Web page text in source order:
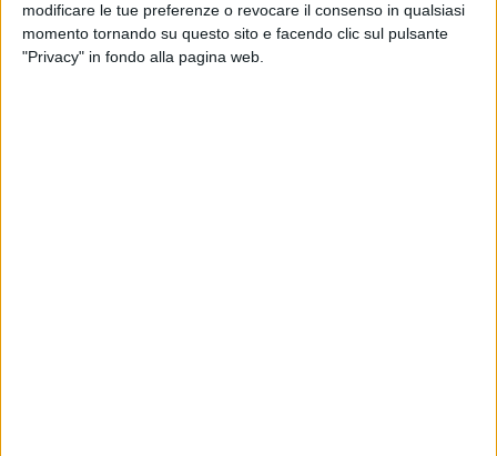
modificare le tue preferenze o revocare il consenso in qualsiasi
momento tornando su questo sito e facendo clic sul pulsante
"Privacy" in fondo alla pagina web.
Sul tema "Mediterraneo, frontiera di pace" abbiamo
dialogato con Mons. Giovanni Ricchiuti, arcivescovo della